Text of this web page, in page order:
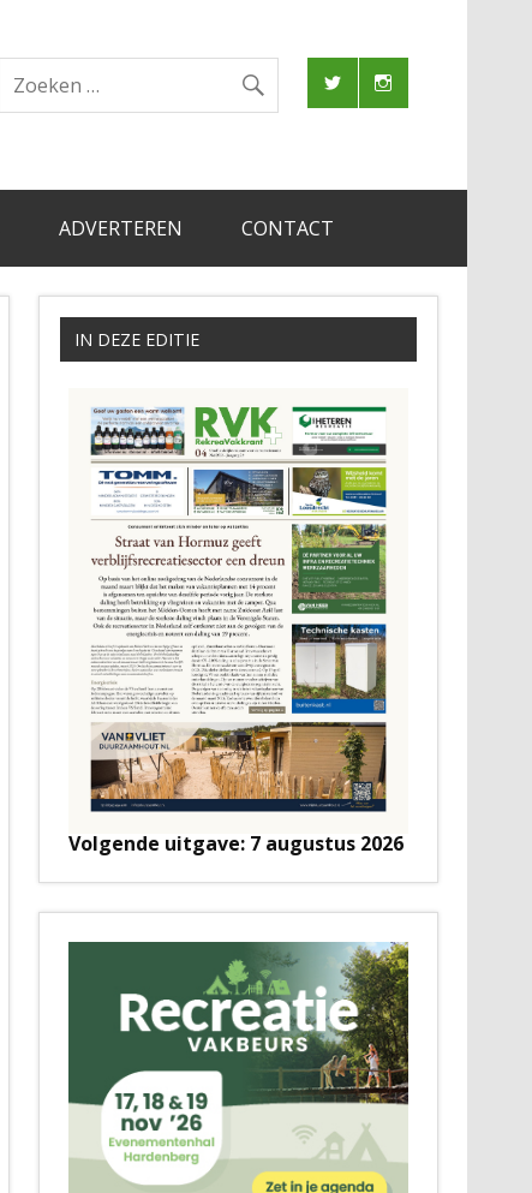
ADVERTEREN CONTACT
IN DEZE EDITIE
Volgende uitgave: 7 augustus 2026